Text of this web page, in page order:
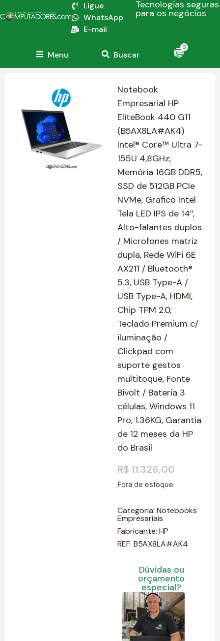
Ligue
WhatsApp
E-mail
Tecnologias seguras
para os negócios
Menu Buscar
0
Notebook
Empresarial HP
EliteBook 440 G11
(B5AX8LA#AK4)
Intel® Core™ Ultra 7-
155U 4,8GHz,
Memória 16GB DDR5,
SSD de 512GB PCIe
NVMe, Grafico Intel
Tela LED IPS de 14″,
Alto-falantes duplos
/ Microfones matriz
dupla, Rede WiFi 6E
AX211 / Bluetooth®
5.3, USB Type-A /
USB Type-A, HDMI,
Chip TPM 2.0,
Teclado Premium c/
iluminação /
Clickpad com
suporte gestos
multitoque, Fonte
Bivolt / Bateria 3
células, Windows 11
Pro, 1.36KG, Garantia
de 12 meses da HP
do Brasil
R$ 11.326,00
Fora de estoque
Categoria:Notebooks
Empresariais
Fabricante:HP
REF: B5AX8LA#AK4
Dúvidas ou
orçamento
especial?